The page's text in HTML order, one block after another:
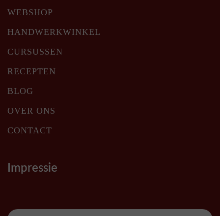
WEBSHOP
HANDWERKWINKEL
CURSUSSEN
RECEPTEN
BLOG
OVER ONS
CONTACT
Impressie